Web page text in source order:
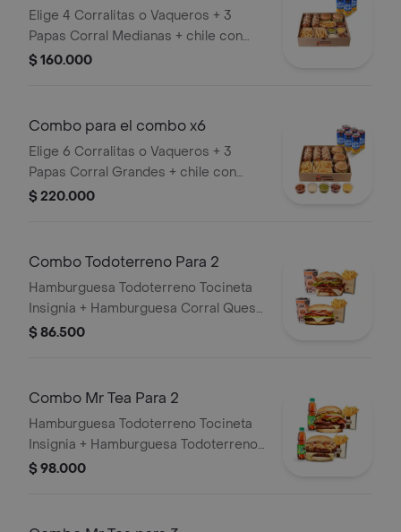
Elige 4 Corralitas o Vaqueros + 3
Papas Corral Medianas + chile con
carne, guacamole, queso cheddar,
$ 160.000
Combo para el combo x6
Elige 6 Corralitas o Vaqueros + 3
Papas Corral Grandes + chile con
carne, guacamole, queso cheddar,
$ 220.000
Combo Todoterreno Para 2
Hamburguesa Todoterreno Tocineta
Insignia + Hamburguesa Corral Queso
+ 2 papas grandes + 2 bebidas
$ 86.500
Combo Mr Tea Para 2
Hamburguesa Todoterreno Tocineta
Insignia + Hamburguesa Todoterreno
Callejera + 2 papas grandes + 2 Mr
$ 98.000